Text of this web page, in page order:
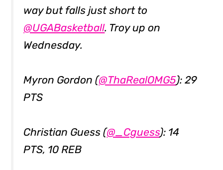
way but falls just short to
@UGABasketball. Troy up on
Wednesday.
Myron Gordon (@ThaRealOMG5): 29
PTS
Christian Guess (@_Cguess): 14
PTS, 10 REB